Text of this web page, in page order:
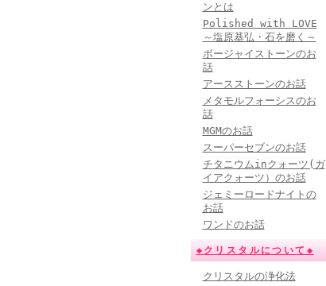
ンとは
Polished with LOVE
～塩原基弘・石を磨く～
ボージャイストーンのお
話
アースストーンのお話
メタモルフォーシスのお
話
MGMのお話
スーパーセブンのお話
チタニウムinクォーツ(ガ
イアクォーツ）のお話
ジェミーロードナイトの
お話
ワンドのお話
◆クリスタルについて◆
クリスタルの浄化法